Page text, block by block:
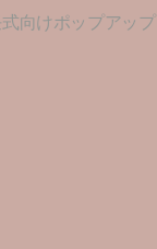
向けポップアッ